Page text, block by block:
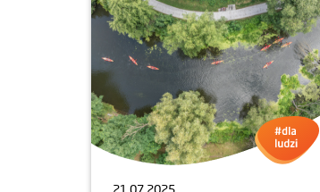
21.07.2025